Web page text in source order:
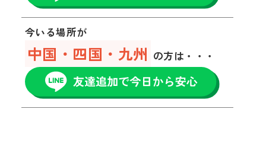
今いる場所が
中国・四国・九州 の方は・・・